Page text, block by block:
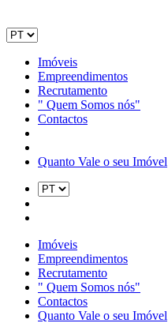
Imóveis
Empreendimentos
Recrutamento
" Quem Somos nós"
Contactos
Quanto Vale o seu Imóvel
Imóveis
Empreendimentos
Recrutamento
" Quem Somos nós"
Contactos
Quanto Vale o seu Imóvel